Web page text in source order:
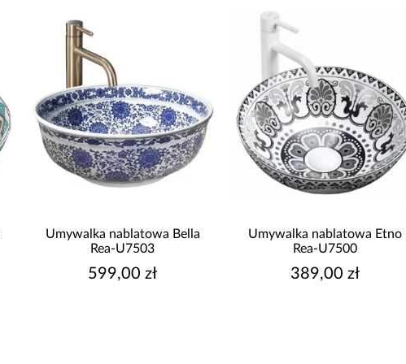
Umywalka nablatowa Etno
Rea-U7500
389,00 zł
Umywalka nablatowa
Rea-U7502
399,00 zł